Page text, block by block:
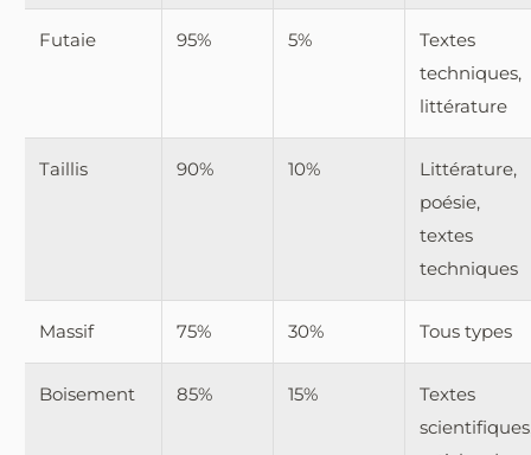
Futaie 95% 5%
Textes
techniques,
littérature
Taillis 90% 10%
Littérature,
poésie,
textes
techniques
Massif 75% 30% Tous types
Boisement 85% 15%
Textes